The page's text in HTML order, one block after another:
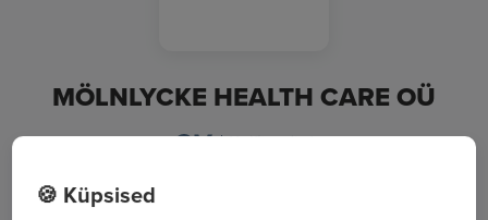
MÖLNLYCKE HEALTH CARE OÜ
🍪 Küpsised